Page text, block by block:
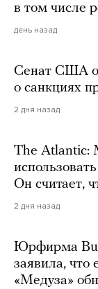
в том числе
день назад
Сенат США
о санкциях
2 дня назад
The Atlantic:
Он считает,
2 дня назад
Юрфирма
заявила, что
«Медуза»